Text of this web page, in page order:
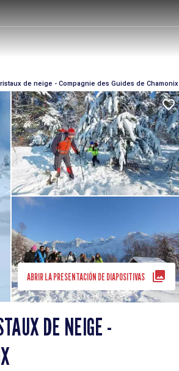
de neige - Compagnie des Guides de Chamonix
ABRIR LA PRESENTACIÓN DE DIAPOSITIVAS
DE NEIGE -